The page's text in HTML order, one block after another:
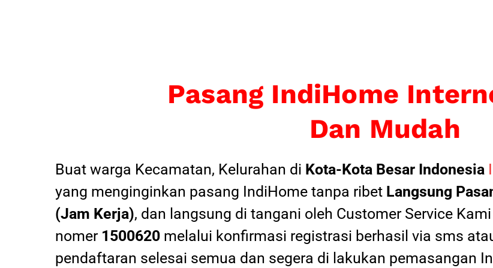
Pasang IndiHome
Dan Mudah
Buat warga Kecamatan, Kelurahan di Kota-Kota Besar Indonesia
yang menginginkan pasang IndiHome tanpa ribet Langsung
(Jam Kerja), dan langsung di tangani oleh Customer Service
nomer 1500620 melalui konfirmasi registrasi berhasil via sms
pendaftaran selesai semua dan segera di lakukan pemasangan